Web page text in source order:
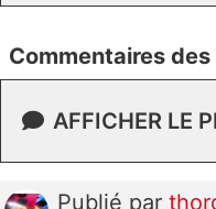
Commentaires
AFFICHER LE
Publié par